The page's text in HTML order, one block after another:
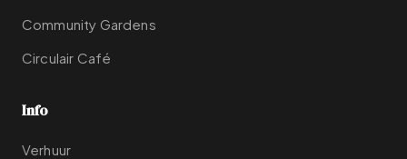
Community Gardens
Circulair Café
Info
Verhuur